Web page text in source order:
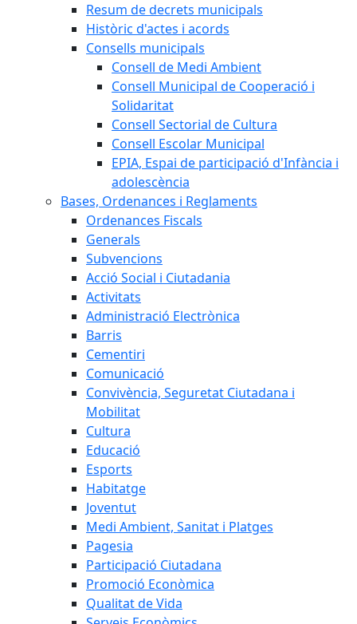
Resum de decrets municipals
Històric d'actes i acords
Consells municipals
Consell de Medi Ambient
Consell Municipal de Cooperació i
Solidaritat
Consell Sectorial de Cultura
Consell Escolar Municipal
EPIA, Espai de participació d'Infància i
adolescència
Bases, Ordenances i Reglaments
Ordenances Fiscals
Generals
Subvencions
Acció Social i Ciutadania
Activitats
Administració Electrònica
Barris
Cementiri
Comunicació
Convivència, Seguretat Ciutadana i
Mobilitat
Cultura
Educació
Esports
Habitatge
Joventut
Medi Ambient, Sanitat i Platges
Pagesia
Participació Ciutadana
Promoció Econòmica
Qualitat de Vida